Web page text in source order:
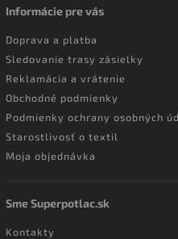
Informácie pre vás
Doprava a platba
Sledovanie trasy zásielky
Reklamácia a vrátenie
Obchodné podmienky
Podmienky ochrany osobných
Starostlivosť o textil
Moja objednávka
Sme Superpotlac.sk
Kontakty